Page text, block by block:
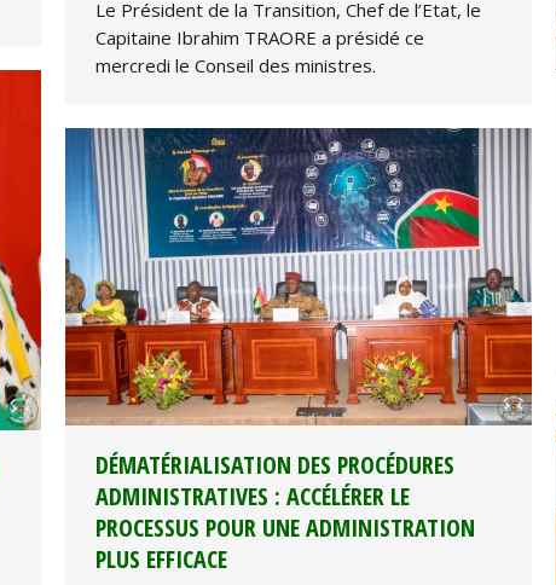
Le Président de la Transition, Chef de l’Etat, le
Capitaine Ibrahim TRAORE a présidé ce
mercredi le Conseil des ministres.
DÉMATÉRIALISATION DES PROCÉDURES
ADMINISTRATIVES : ACCÉLÉRER LE
PROCESSUS POUR UNE ADMINISTRATION
PLUS EFFICACE